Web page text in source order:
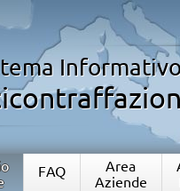
FAQ
Area
Aziende